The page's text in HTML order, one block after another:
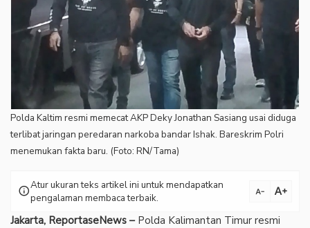
Polda Kaltim resmi memecat AKP Deky Jonathan Sasiang usai diduga
terlibat jaringan peredaran narkoba bandar Ishak. Bareskrim Polri
menemukan fakta baru. (Foto: RN/Tama)
infoAtur ukuran teks artikel ini untuk mendapatkan
pengalaman membaca terbaik.
text_decrease text_increase
Jakarta, ReportaseNews –Polda Kalimantan Timur resmi